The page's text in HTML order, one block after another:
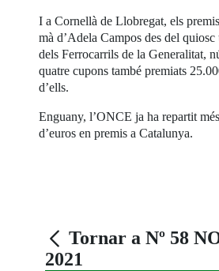
I a Cornellà de Llobregat, els
mà d’Adela Campos des del quiosc
dels Ferrocarrils de la Generalitat,
quatre cupons també premiats
d’ells.
Enguany, l’ONCE ja ha repartit
d’euros en premis a Catalunya.
Tornar a Nº 58
2021